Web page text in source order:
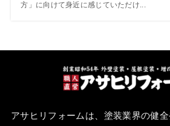
方」に向けて身近に感じていただけ...
アサヒリフォームは、塗装業界の健